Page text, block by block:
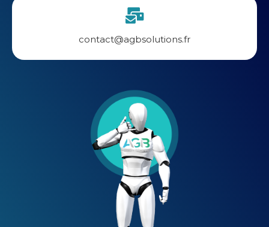
contact@agbsolutions.fr